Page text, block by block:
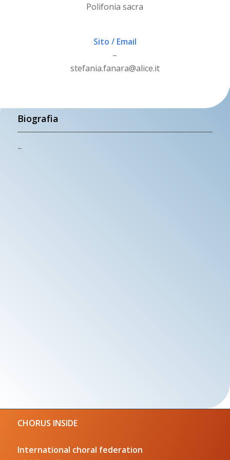
Polifonia sacra
Sito / Email
–
stefania.fanara@alice.it
Biografia
–
CHORUS INSIDE
International choral federation